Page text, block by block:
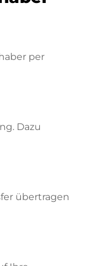
per
Dazu
übertragen